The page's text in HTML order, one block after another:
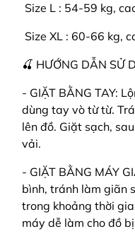
Size L : 54-59 kg,
Size XL : 60-66 kg,
🍒 HƯỚNG DẪN SỬ
- GIẶT BẰNG TAY:
dùng tay vò từ từ.
lên đồ. Giặt sạch,
vải.
- GIẶT BẰNG MÁY
bình, tránh làm giãn
trong khoảng thời
máy dễ làm cho đồ